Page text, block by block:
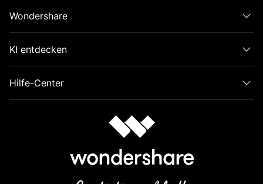
Wondershare
KI entdecken
Hilfe-Center